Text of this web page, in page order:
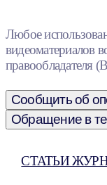
Любое
видеоматериалов
правообладателя
Сообщить об
Обращение в
СТАТЬИ